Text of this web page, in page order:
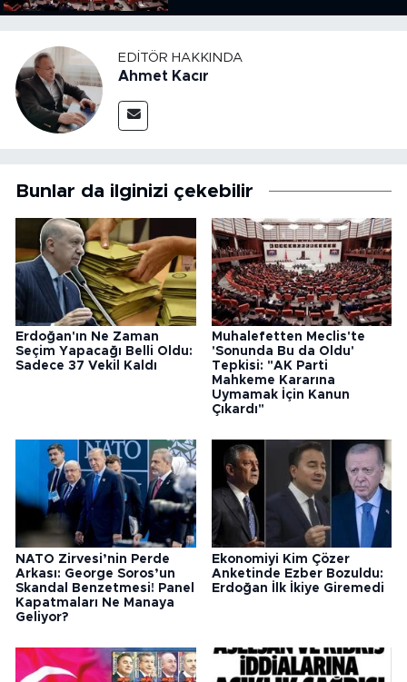
Kanun Çıkardı"
EDITÖR HAKKINDA
Ahmet Kacır
Bunlar da ilginizi çekebilir
Erdoğan'ın Ne Zaman
Seçim Yapacağı Belli Oldu:
Sadece 37 Vekil Kaldı
Muhalefetten Meclis'te
'Sonunda Bu da Oldu'
Tepkisi: "AK Parti
Mahkeme Kararına
Uymamak İçin Kanun
Çıkardı"
NATO Zirvesi’nin Perde
Arkası: George Soros’un
Skandal Benzetmesi! Panel
Kapatmaları Ne Manaya
Geliyor?
Ekonomiyi Kim Çözer
Anketinde Ezber Bozuldu:
Erdoğan İlk İkiye Giremedi